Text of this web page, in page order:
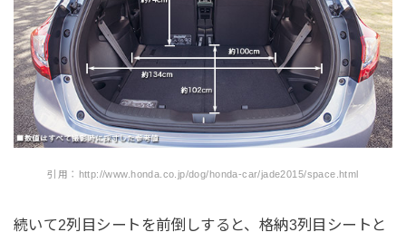
引用：http://www.honda.co.jp/dog/honda-car/jade2015/space.html
続いて2列目シートを前倒しすると、格納3列目シートと